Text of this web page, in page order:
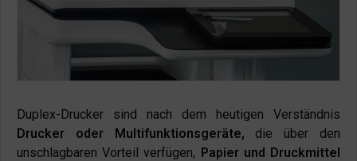
Duplex-Drucker sind nach dem heutigen Verständnis
Drucker oder Multifunktionsgeräte, die über den
unschlagbaren Vorteil verfügen, Papier und Druckmittel